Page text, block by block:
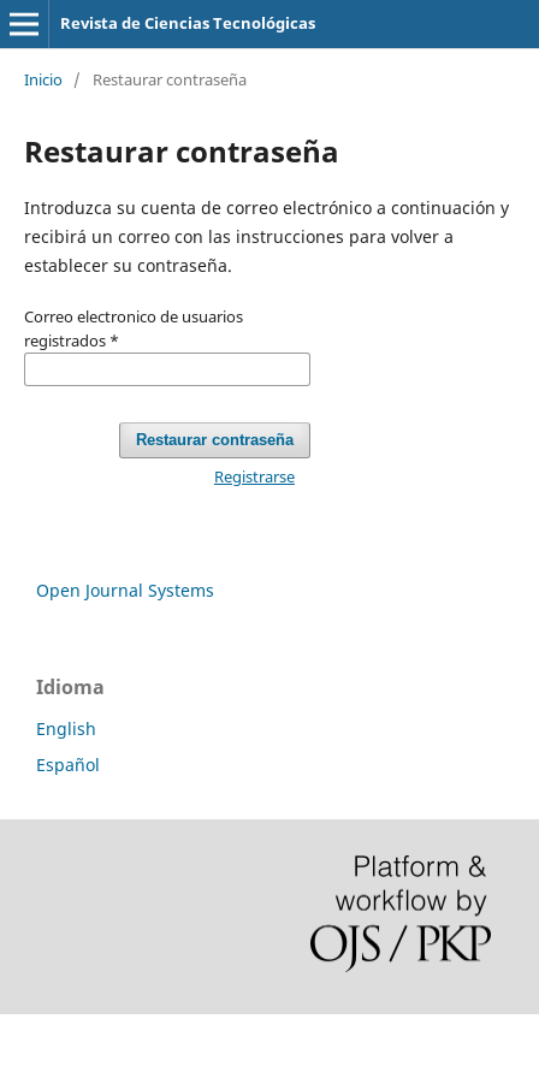
Revista de Ciencias Tecnológicas
Inicio / Restaurar contraseña
Restaurar contraseña
Introduzca su cuenta de correo electrónico a continuación y
recibirá un correo con las instrucciones para volver a
establecer su contraseña.
Correo electronico de usuarios
registrados *
Restaurar contraseña
Registrarse
Open Journal Systems
Idioma
English
Español